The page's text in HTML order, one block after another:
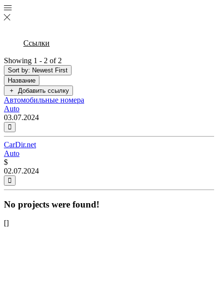
Ссылки
Showing 1 - 2 of 2
Sort by: Newest First
Название
Добавить ссылку
Автомобильные номера
Auto
03.07.2024
CarDir.net
Auto
$
02.07.2024
No projects were found!
[]